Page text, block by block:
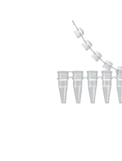
Adicionar
lista
de
Adicionar
para